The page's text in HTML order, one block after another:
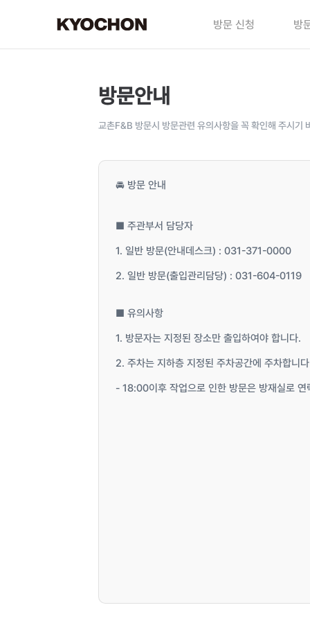
방문 신청 방
방문안내
교촌F&B 방문시 방문관련 유의사항을 꼭 확인해 주시기